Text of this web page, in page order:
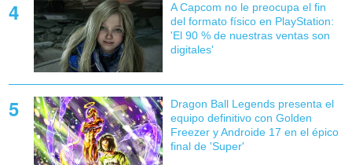
A Capcom no le preocupa el fin
del formato físico en PlayStation:
'El 90 % de nuestras ventas son
digitales'
Dragon Ball Legends presenta el
equipo definitivo con Golden
Freezer y Androide 17 en el épico
final de 'Super'